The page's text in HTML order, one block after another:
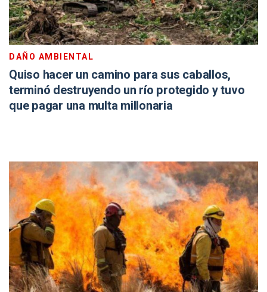
DAÑO AMBIENTAL
Quiso hacer un camino para sus caballos,
terminó destruyendo un río protegido y tuvo
que pagar una multa millonaria